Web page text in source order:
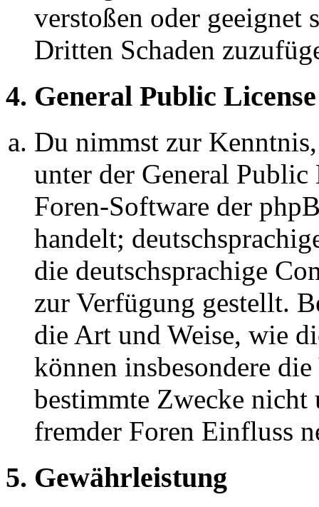
verstoßen oder geeignet
Dritten Schaden
4. General Public License
Du nimmst zur
unter der General
Foren-Software der
handelt;
die deutschsprachige
zur Verfügung gestellt.
die Art und Weise, wie
können insbesondere
bestimmte Zwecke nicht
fremder Foren Einfluss
5. Gewährleistung